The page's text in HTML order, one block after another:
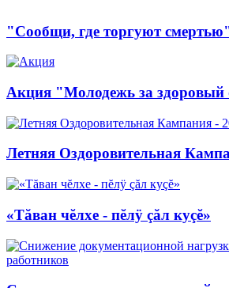
"Сообщи, где торгуют
Акция "Молодежь за здоровый
Летняя Оздоровительная
«Тăван чĕлхе - пĕлÿ çăл куçĕ»